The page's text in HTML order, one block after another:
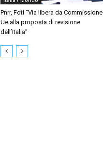
Pnrr, Foti “Via libera da Commissione
Ue alla proposta di revisione
dell’Italia”